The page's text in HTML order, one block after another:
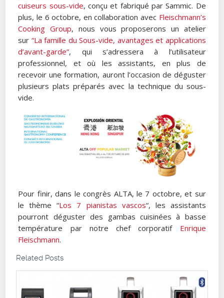
cuiseurs sous-vide, conçu et fabriqué par Sammic. De
plus, le 6 octobre, en collaboration avec Fleischmann’s
Cooking Group, nous vous proposerons un atelier
sur “La famille du Sous-vide, avantages et applications
d’avant-garde”, qui s’adressera à l’utilisateur
professionnel, et où les assistants, en plus de
recevoir une formation, auront l’occasion de déguster
plusieurs plats préparés avec la technique du sous-
vide.
Pour finir, dans le congrès ALTA, le 7 octobre, et sur
le thème “Los 7 pianistas vascos“, les assistants
pourront déguster des gambas cuisinées à basse
température par notre chef corporatif Enrique
Fleischmann.
Related Posts